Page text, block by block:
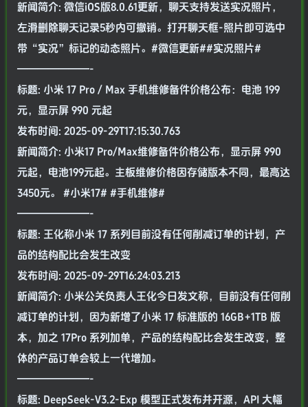
新闻简介: 微信iOS版8.0.61更新，聊天支持发送实况照片，
左滑删除聊天记录5秒内可撤销。打开聊天框-照片即可选中
带“实况”标记的动态照片。#微信更新##实况照片#
———————-
标题: 小米 17 Pro / Max 手机维修备件价格公布：电池 199
元，显示屏 990 元起
发布时间: 2025-09-29T17:15:30.763
新闻简介: 小米17 Pro/Max维修备件价格公布，显示屏 990
元起，电池199元起。主板维修价格因存储版本不同，最高达
3450元。 #小米17# #手机维修#
———————-
标题: 王化称小米 17 系列目前没有任何削减订单的计划，产
品的结构配比会发生改变
发布时间: 2025-09-29T16:24:03.213
新闻简介: 小米公关负责人王化今日发文称，目前没有任何削
减订单的计划，因为新增了小米 17 标准版的 16GB+1TB 版
本，加之 17Pro 系列加单，产品的结构配比会发生改变，整
体的产品订单会较上一代增加。
———————-
标题: DeepSeek-V3.2-Exp 模型正式发布并开源，API 大幅